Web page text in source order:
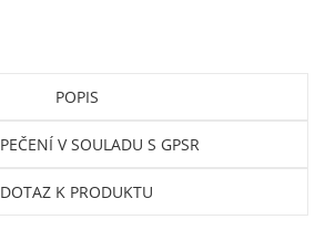
POPIS
V SOULADU S GPSR
DOTAZ K PRODUKTU